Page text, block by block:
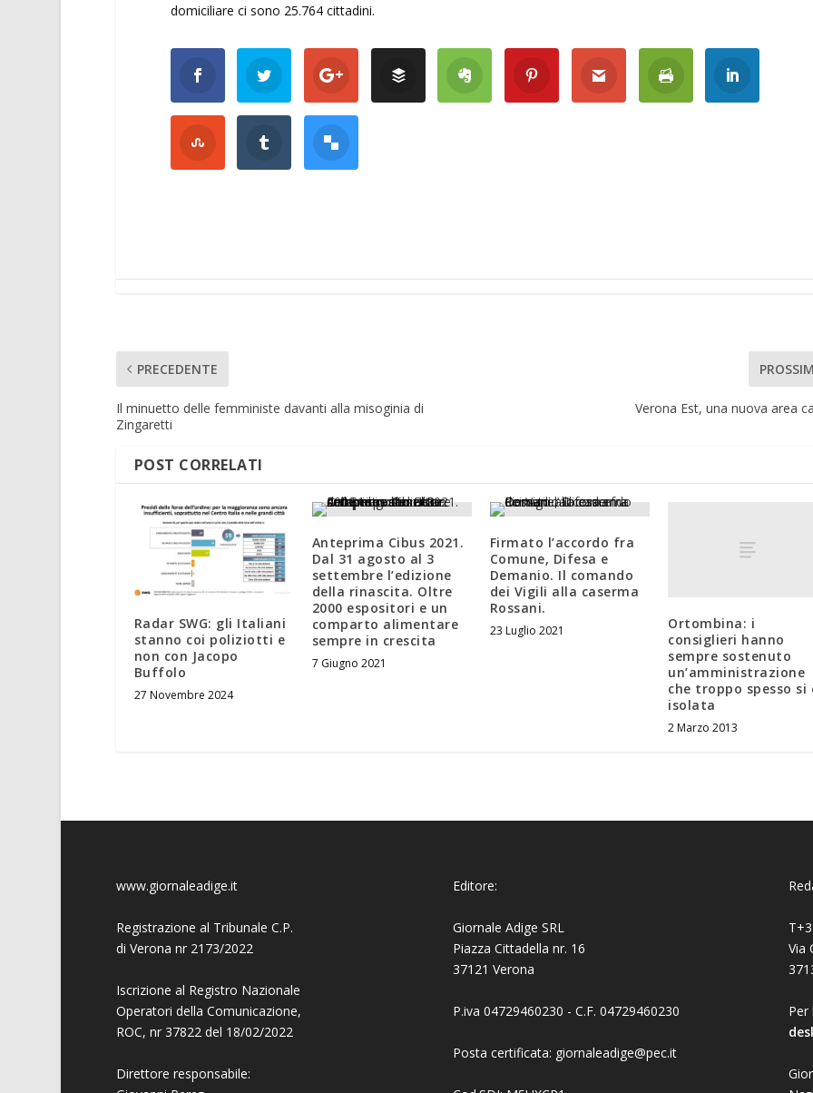
domiciliare ci sono 25.764 cittadini.
PRECEDENTE
Il minuetto delle femministe davanti alla misoginia di
Zingaretti
Verona Est, una nuova area
POST CORRELATI
Radar SWG: gli Italiani
stanno coi poliziotti e
non con Jacopo
Buffolo
27 Novembre 2024
Anteprima Cibus 2021.
Dal 31 agosto al 3
settembre l’edizione
della rinascita. Oltre
2000 espositori e un
comparto alimentare
sempre in crescita
7 Giugno 2021
Firmato l’accordo fra
Comune, Difesa e
Demanio. Il comando
dei Vigili alla caserma
Rossani.
23 Luglio 2021
Ortombina: i
consiglieri hanno
sempre sostenuto
un’amministrazione
che troppo spesso si
isolata
2 Marzo 2013
www.giornaleadige.it
Registrazione al Tribunale C.P.
di Verona nr 2173/2022
Iscrizione al Registro Nazionale
Operatori della Comunicazione,
ROC, nr 37822 del 18/02/2022
Direttore responsabile:
Editore:
Giornale Adige SRL
Piazza Cittadella nr. 16
37121 Verona
P.iva 04729460230 - C.F. 04729460230
Posta certificata: giornaleadige@pec.it
Via
Per